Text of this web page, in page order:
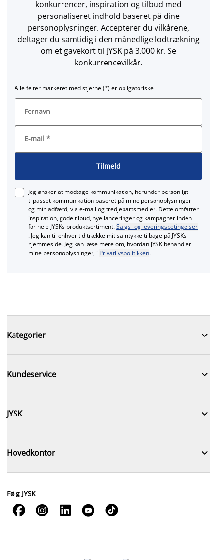
konkurrencer, inspiration og tilbud med
personaliseret indhold baseret på dine
personoplysninger. Accepterer du vilkårene,
deltager du samtidig i den månedlige lodtrækning
om et gavekort til JYSK på 3.000 kr. Se
konkurrencevilkår.
Alle felter markeret med stjerne (*) er obligatoriske
Fornavn
E-mail *
Tilmeld
Jeg ønsker at modtage kommunikation, herunder personligt
tilpasset kommunikation baseret på mine personoplysninger
og min adfærd, via e‑mail og tredjepartsmedier. Dette omfatter
inspiration, gode tilbud, nye lanceringer og kampagner inden
for hele JYSKs produktsortiment.Salgs- og leveringsbetingelser
. Jeg kan til enhver tid trække mit samtykke tilbage på JYSKs
hjemmeside. Jeg kan læse mere om, hvordan JYSK behandler
mine personoplysninger, i Privatlivspolitikken.
Kategorier 
Kundeservice 
JYSK 
Hovedkontor 
Følg JYSK
    